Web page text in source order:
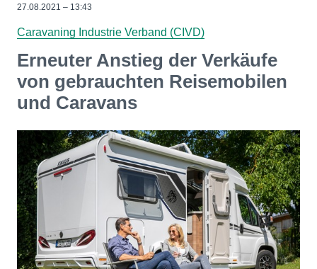
27.08.2021 – 13:43
Caravaning Industrie Verband (CIVD)
Erneuter Anstieg der Verkäufe
von gebrauchten Reisemobilen
und Caravans